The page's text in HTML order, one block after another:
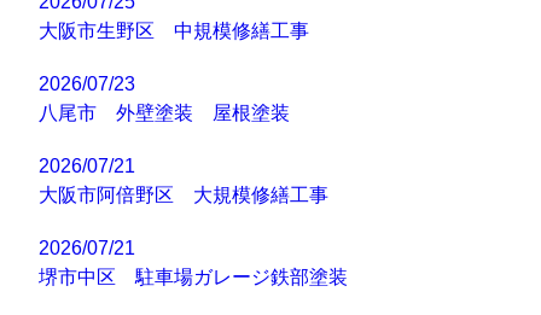
大阪市生野区 中規模修繕工事
2026/07/23
八尾市 外壁塗装 屋根塗装
2026/07/21
大阪市阿倍野区 大規模修繕工事
2026/07/21
堺市中区 駐車場ガレージ鉄部塗装